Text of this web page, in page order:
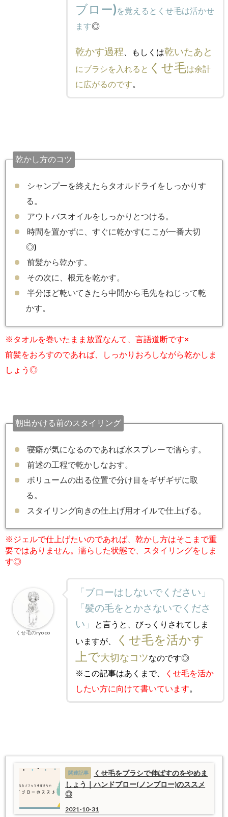
ブロー)を覚えるとくせ毛は活かせ
ます◎
乾かす過程 、もしくは乾いたあと
にブラシを入れると くせ毛は余計
に広がるのです。
乾かし方のコツ
シャンプーを終えたらタオルドライをしっかりす
る。
アウトバスオイルをしっかりとつける。
時間を置かずに、すぐに乾かす(ここが一番大切
◎)
前髪から乾かす。
その次に、根元を乾かす。
半分ほど乾いてきたら中間から毛先をねじって乾
かす。
※タオルを巻いたまま放置なんて、言語道断です×
前髪をおろすのであれば、しっかりおろしながら乾かしま
しょう◎
朝出かける前のスタイリング
寝癖が気になるのであれば水スプレーで濡らす。
前述の工程で乾かしなおす。
ボリュームの出る位置で分け目をギザギザに取
る。
スタイリング向きの仕上げ用オイルで仕上げる。
※ジェルで仕上げたいのであれば、乾かし方はそこまで重
要ではありません。濡らした状態で、スタイリングをしま
す◎
「ブローはしないでください」
「髪の毛をとかさないでくださ
い」
と言うと、びっくりされてしま
いますが、
くせ毛を活かす
上で大切なコツなのです◎
※この記事はあくまで、
くせ毛を活か
したい方に向けて書いています。
くせ毛のryoco
くせ毛をブラシで伸ばすのをやめま
しょう｜ハンドブロー(ノンブロー)のススメ
◎
2021-10-31